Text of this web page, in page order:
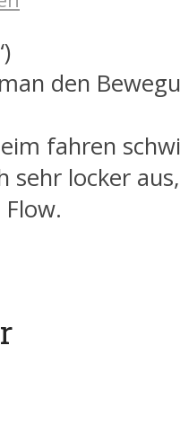
den
fahren
sehr locker